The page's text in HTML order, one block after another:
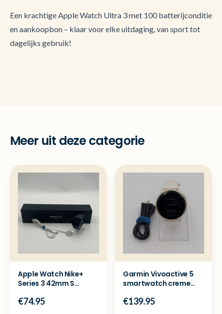
Een krachtige Apple Watch Ultra 3 met 100 batterijconditie
en aankoopbon – klaar voor elke uitdaging, van sport tot
dagelijks gebruik!
Meer uit deze categorie
Apple Watch Nike+
Series 3 42mm S
staat
€74.95
Garmin Vivoactive 5
smartwatch creme
€139.95